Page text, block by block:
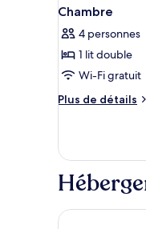
Chambre
4 personnes
1 lit double
Wi-Fi gratuit
Plus de détails
Plus
le
type
de
Chambre
Rambler Oasis